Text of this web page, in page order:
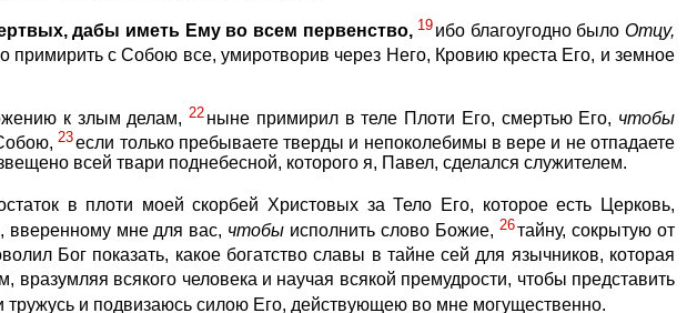
дабы иметь Ему во всем первенство, 19 ибо благоугодно былоОтцу,
примирить с Собою все, умиротворив через Него, Кровию креста Его, и земное
к злым делам, 22 ныне примирил в теле Плоти Его, смертью Его, чтобы
23если только пребываете тверды и непоколебимы в вере и не отпадаете
всей твари поднебесной, которого я, Павел, сделался служителем.
в плоти моей скорбей Христовых за Тело Его, которое есть Церковь,
вверенному мне для вас, чтобы исполнить слово Божие,26тайну, сокрытую от
Бог показать, какое богатство славы в тайне сей для язычников, которая
вразумляя всякого человека и научая всякой премудрости, чтобы представить
тружусь и подвизаюсь силою Его, действующею во мне могущественно.